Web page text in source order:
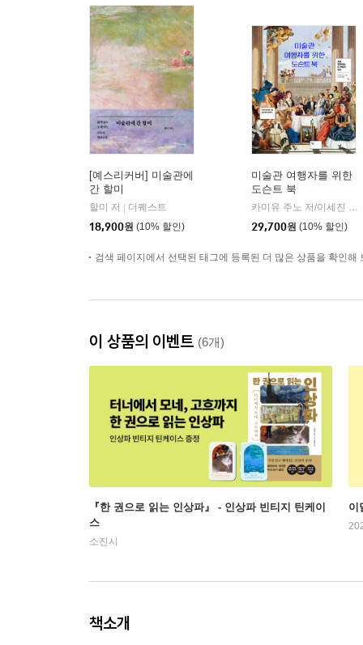
[예스리커버] 미술관에
간 할미
할미 저
더퀘스트
18,900원 (10% 할인)
미술관 여행자를 위한
도슨트 북
카미유 주노 저/이세진 역
29,700원 (10% 할인)
검색 페이지에서 선택된 태그에 등록된 더 많은 상품을 확인해
이 상품의 이벤트 (6개)
『한 권으로 읽는 인상파』 - 인상파 빈티지 틴케이
스
소진시
이
책소개